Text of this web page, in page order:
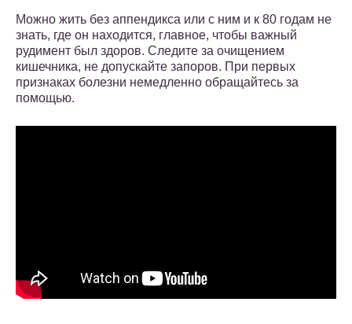
Можно жить без аппендикса или с ним и к 80 годам не
знать, где он находится, главное, чтобы важный
рудимент был здоров. Следите за очищением
кишечника, не допускайте запоров. При первых
признаках болезни немедленно обращайтесь за
помощью.